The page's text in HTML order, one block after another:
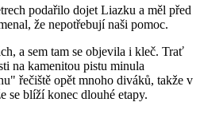
podařilo dojet Liazku a měl před
že nepotřebují naši pomoc.
a sem tam se objevila i kleč. Trať
na kamenitou pistu minula
řečiště opět mnoho diváků, takže v
se blíží konec dlouhé etapy.